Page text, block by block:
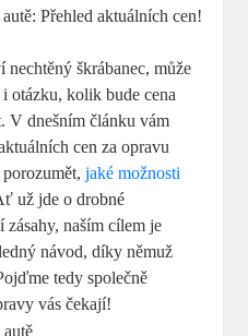
nechtěný škrábanec, může
otázku, kolik bude cena
V dnešním článku vám
cen za opravu
porozumět,jaké možnosti
už jde o drobné
zásahy, naším cílem je
návod, díky němuž
tedy společně
vás čekají!